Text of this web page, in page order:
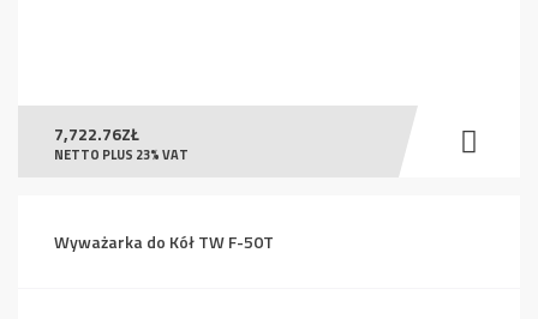
7,722.76ZŁ
NETTO PLUS 23% VAT
Wyważarka do Kół TW F-50T